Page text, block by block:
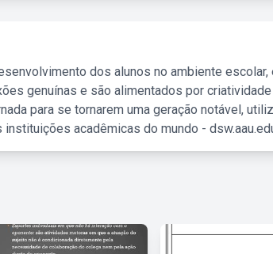
dos alunos no ambiente escolar,
genuínas e são alimentados por criatividade
para se tornarem uma geração notável,
acadêmicas do mundo -